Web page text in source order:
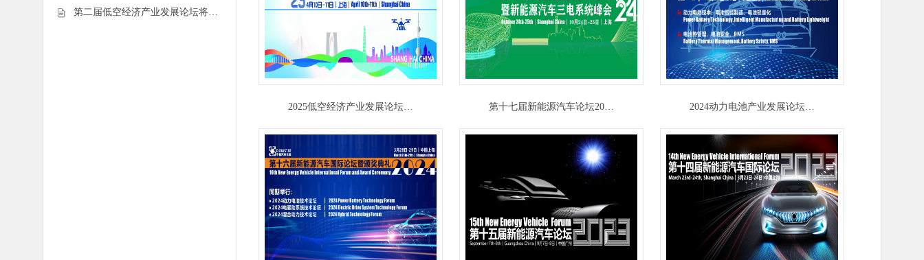
第二届低空经济产业发展论坛将…
2025低空经济产业发展论坛… 第十七届新能源汽车论坛20… 2024动力电池产业发展论坛…